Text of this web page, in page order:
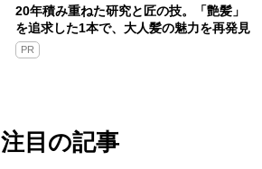
20年積み重ねた研究と匠の技。「艶髪」
を追求した1本で、大人髪の魅力を再発見
PR
注目の記事